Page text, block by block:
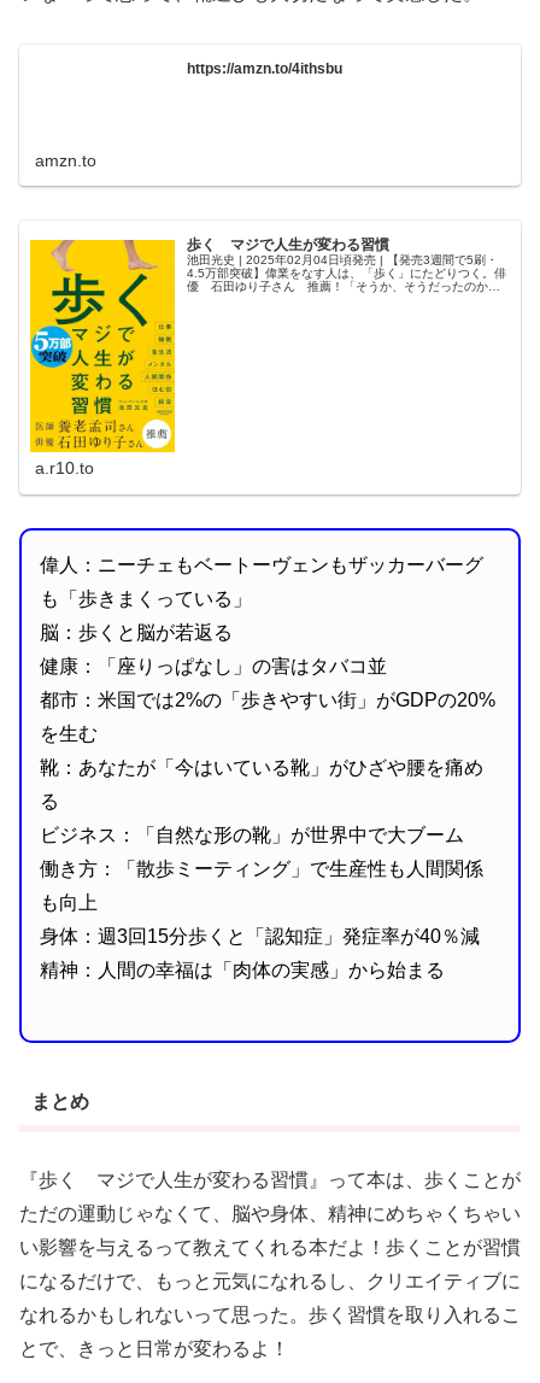
https://amzn.to/4ithsbu
amzn.to
歩く マジで人生が変わる習慣
池田光史 | 2025年02月04日頃発売 | 【発売3週間で5刷・
4.5万部突破】偉業をなす人は、「歩く」にたどりつく。俳
優 石田ゆり子さん 推薦！「そうか、そうだったのか！
a.r10.to
偉人：ニーチェもベートーヴェンもザッカーバーグ
も「歩きまくっている」
脳：歩くと脳が若返る
健康：「座りっぱなし」の害はタバコ並
都市：米国では2%の「歩きやすい街」がGDPの20%
を生む
靴：あなたが「今はいている靴」がひざや腰を痛め
る
ビジネス：「自然な形の靴」が世界中で大ブーム
働き方：「散歩ミーティング」で生産性も人間関係
も向上
身体：週3回15分歩くと「認知症」発症率が40％減
精神：人間の幸福は「肉体の実感」から始まる
まとめ
『歩く マジで人生が変わる習慣』って本は、歩くことが
ただの運動じゃなくて、脳や身体、精神にめちゃくちゃい
い影響を与えるって教えてくれる本だよ！歩くことが習慣
になるだけで、もっと元気になれるし、クリエイティブに
なれるかもしれないって思った。歩く習慣を取り入れるこ
とで、きっと日常が変わるよ！